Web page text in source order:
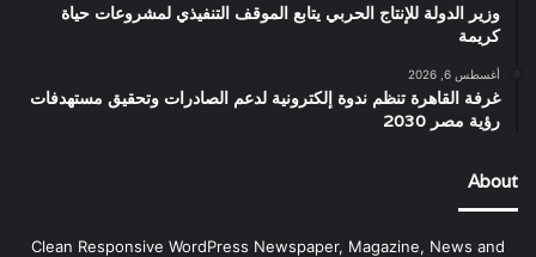
وزير الدولة للإنتاج الحربي يتابع الموقف التنفيذي لمشروعات حياة
كريمة
أغسطس 6, 2026
غرفة القاهرة تنظم ندوة إلكترونية لدعم الصادرات وتحقيق مستهدفات
رؤية مصر 2030
About
Clean Responsive WordPress Newspaper, Magazine, News and